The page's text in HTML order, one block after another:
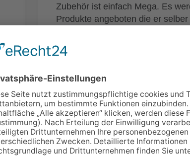
Zubehör ist einfach Mega. Es
Produkte angeboten die er selber
dort, nicht nur weil ich meinen
Dealer gefunden habe sondern
das Thema Terraristik und Tiere
unterhalten kann und er einen
auf neue Ideen bringt 💪🏽 !!!
IST DER BESTE LADEN DEN
PERSÖNLICH EMPFEHLEN
!!!«